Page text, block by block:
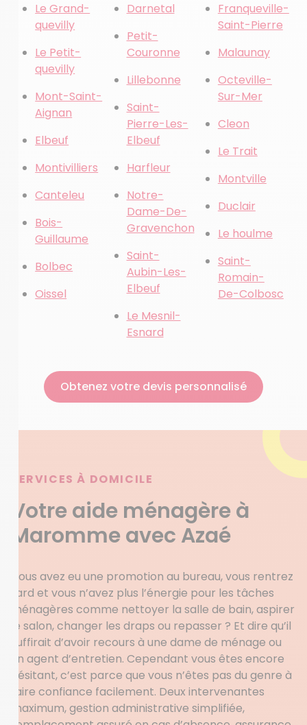
Le Grand-
quevilly
Le Petit-
quevilly
Mont-Saint-
Aignan
Elbeuf
Montivilliers
Canteleu
Bois-
Guillaume
Bolbec
Oissel
Darnetal
Petit-
Couronne
Lillebonne
Saint-
Pierre-Les-
Elbeuf
Harfleur
Notre-
Dame-De-
Gravenchon
Saint-
Aubin-Les-
Elbeuf
Le Mesnil-
Esnard
Franqueville-
Saint-Pierre
Malaunay
Octeville-
Sur-Mer
Cleon
Le Trait
Montville
Duclair
Le houlme
Saint-
Romain-
De-Colbosc
Obtenez votre devis personnalisé
SERVICES À DOMICILE
Votre aide ménagère à
Maromme avec Azaé
Vous avez eu une promotion au bureau, vous rentrez
tard et vous n’avez plus l’énergie pour les tâches
ménagères comme nettoyer la salle de bain, aspirer
le salon, changer les draps ou repasser ? Et dire qu’il
suffirait d’avoir recours à une dame de ménage ou
un agent d’entretien. Cependant vous êtes encore
hésitant, c’est parce que vous n’êtes pas du genre à
faire confiance facilement. Deux intervenantes
maximum, gestion administrative simplifiée,